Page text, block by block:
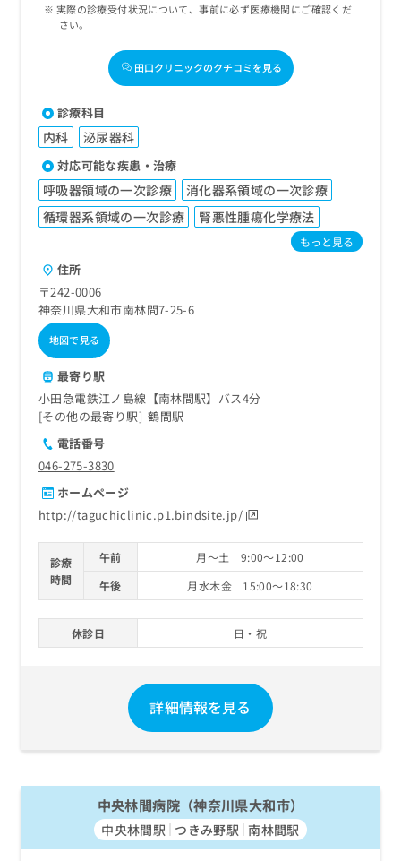
実際の診療受付状況について、事前に必ず医療機関にご確認くだ
さい。
田口クリニックのクチコミを見る
診療科目
内科 泌尿器科
対応可能な疾患・治療
呼吸器領域の一次診療
消化器系領域の一次診療
循環器系領域の一次診療
腎悪性腫瘍化学療法
もっと見る
住所
〒242-0006
神奈川県大和市南林間7-25-6
地図で見る
最寄り駅
小田急電鉄江ノ島線【南林間駅】バス4分
その他の最寄り駅
鶴間駅
電話番号
046-275-3830
ホームページ
http://taguchiclinic.p1.bindsite.jp/
診療
時間
午前
月～土 9:00～12:00
午後
月水木金 15:00～18:30
休診日 日・祝
詳細情報を見る
中央林間病院（神奈川県大和市）
中央林間駅 つきみ野駅 南林間駅